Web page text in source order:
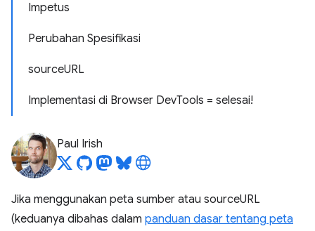
Impetus
Perubahan Spesifikasi
sourceURL
Implementasi di Browser DevTools = selesai!
Paul Irish
Jika menggunakan peta sumber atau sourceURL
(keduanya dibahas dalam panduan dasar tentang peta